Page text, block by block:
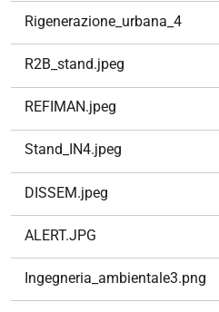
Rigenerazione_urbana_4
R2B_stand.jpeg
REFIMAN.jpeg
Stand_IN4.jpeg
DISSEM.jpeg
ALERT.JPG
Ingegneria_ambientale3.png